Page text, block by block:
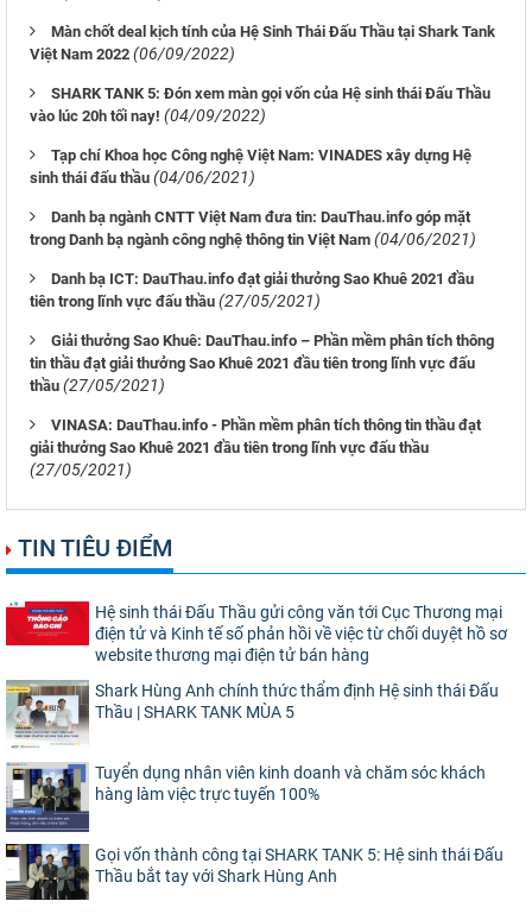
Màn chốt deal kịch tính của Hệ Sinh Thái Đấu Thầu tại Shark Tank
Việt Nam 2022 (06/09/2022)
SHARK TANK 5: Đón xem màn gọi vốn của Hệ sinh thái Đấu Thầu
vào lúc 20h tối nay! (04/09/2022)
Tạp chí Khoa học Công nghệ Việt Nam: VINADES xây dựng Hệ
sinh thái đấu thầu (04/06/2021)
Danh bạ ngành CNTT Việt Nam đưa tin: DauThau.info góp mặt
trong Danh bạ ngành công nghệ thông tin Việt Nam (04/06/2021)
Danh bạ ICT: DauThau.info đạt giải thưởng Sao Khuê 2021 đầu
tiên trong lĩnh vực đấu thầu (27/05/2021)
Giải thưởng Sao Khuê: DauThau.info – Phần mềm phân tích thông
tin thầu đạt giải thưởng Sao Khuê 2021 đầu tiên trong lĩnh vực đấu
thầu (27/05/2021)
VINASA: DauThau.info - Phần mềm phân tích thông tin thầu đạt
giải thưởng Sao Khuê 2021 đầu tiên trong lĩnh vực đấu thầu
(27/05/2021)
TIN TIÊU ĐIỂM
Hệ sinh thái Đấu Thầu gửi công văn tới Cục Thương mại
điện tử và Kinh tế số phản hồi về việc từ chối duyệt hồ sơ
website thương mại điện tử bán hàng
Shark Hùng Anh chính thức thẩm định Hệ sinh thái Đấu
Thầu | SHARK TANK MÙA 5
Tuyển dụng nhân viên kinh doanh và chăm sóc khách
hàng làm việc trực tuyến 100%
Gọi vốn thành công tại SHARK TANK 5: Hệ sinh thái Đấu
Thầu bắt tay với Shark Hùng Anh